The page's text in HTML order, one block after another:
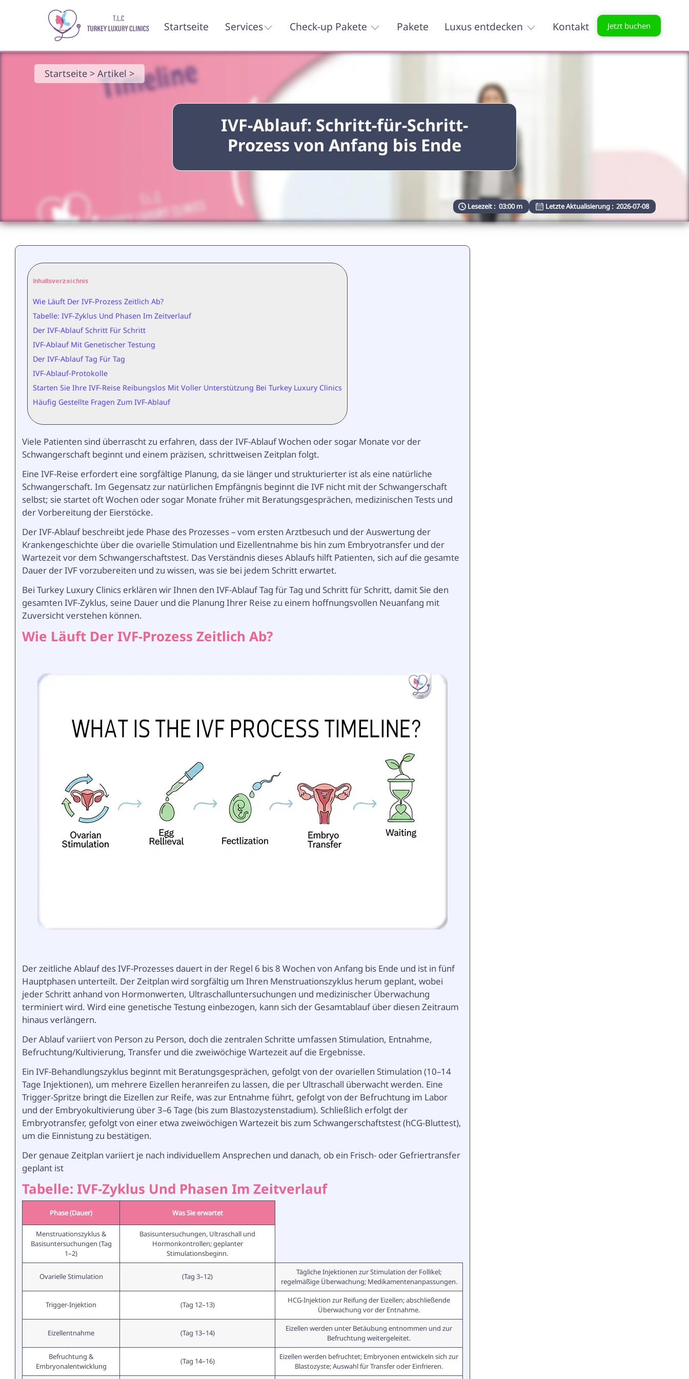
Startseite Services Check-up Pakete Pakete Luxus entdecken Kontakt Jetzt buchen
IVF-Ablauf: Schritt-für-Schritt-
Prozess von Anfang bis Ende
Startseite >Artikel >
Lesezeit : 03:00 m Letzte Aktualisierung : 2026-07-08
Inhaltsverzeichnis
Wie Läuft Der IVF-Prozess Zeitlich Ab?
Tabelle: IVF-Zyklus Und Phasen Im Zeitverlauf
Der IVF-Ablauf Schritt Für Schritt
IVF-Ablauf Mit Genetischer Testung
Der IVF-Ablauf Tag Für Tag
IVF-Ablauf-Protokolle
Starten Sie Ihre IVF-Reise Reibungslos Mit Voller Unterstützung Bei Turkey Luxury Clinics
Häufig Gestellte Fragen Zum IVF-Ablauf
Viele Patienten sind überrascht zu erfahren, dass der IVF-Ablauf Wochen oder sogar Monate vor der
Schwangerschaft beginnt und einem präzisen, schrittweisen Zeitplan folgt.
Eine IVF-Reise erfordert eine sorgfältige Planung, da sie länger und strukturierter ist als eine natürliche
Schwangerschaft. Im Gegensatz zur natürlichen Empfängnis beginnt die IVF nicht mit der Schwangerschaft
selbst; sie startet oft Wochen oder sogar Monate früher mit Beratungsgesprächen, medizinischen Tests und
der Vorbereitung der Eierstöcke.
Der IVF-Ablauf beschreibt jede Phase des Prozesses – vom ersten Arztbesuch und der Auswertung der
Krankengeschichte über die ovarielle Stimulation und Eizellentnahme bis hin zum Embryotransfer und der
Wartezeit vor dem Schwangerschaftstest. Das Verständnis dieses Ablaufs hilft Patienten, sich auf die gesamte
Dauer der IVF vorzubereiten und zu wissen, was sie bei jedem Schritt erwartet.
Bei Turkey Luxury Clinics erklären wir Ihnen den IVF-Ablauf Tag für Tag und Schritt für Schritt, damit Sie den
gesamten IVF-Zyklus, seine Dauer und die Planung Ihrer Reise zu einem hoffnungsvollen Neuanfang mit
Zuversicht verstehen können.
Wie Läuft Der IVF-Prozess Zeitlich Ab?
Der zeitliche Ablauf des IVF-Prozesses dauert in der Regel 6 bis 8 Wochen von Anfang bis Ende und ist in fünf
Hauptphasen unterteilt. Der Zeitplan wird sorgfältig um Ihren Menstruationszyklus herum geplant, wobei
jeder Schritt anhand von Hormonwerten, Ultraschalluntersuchungen und medizinischer Überwachung
terminiert wird. Wird eine genetische Testung einbezogen, kann sich der Gesamtablauf über diesen Zeitraum
hinaus verlängern.
Der Ablauf variiert von Person zu Person, doch die zentralen Schritte umfassen Stimulation, Entnahme,
Befruchtung/Kultivierung, Transfer und die zweiwöchige Wartezeit auf die Ergebnisse.
Ein IVF-Behandlungszyklus beginnt mit Beratungsgesprächen, gefolgt von der ovariellen Stimulation (10–14
Tage Injektionen), um mehrere Eizellen heranreifen zu lassen, die per Ultraschall überwacht werden. Eine
Trigger-Spritze bringt die Eizellen zur Reife, was zur Entnahme führt, gefolgt von der Befruchtung im Labor
und der Embryokultivierung über 3–6 Tage (bis zum Blastozystenstadium). Schließlich erfolgt der
Embryotransfer, gefolgt von einer etwa zweiwöchigen Wartezeit bis zum Schwangerschaftstest (hCG-Bluttest),
um die Einnistung zu bestätigen.
Der genaue Zeitplan variiert je nach individuellem Ansprechen und danach, ob ein Frisch- oder Gefriertransfer
geplant ist
Tabelle: IVF-Zyklus Und Phasen Im Zeitverlauf
Phase (Dauer) Was Sie erwartet
Menstruationszyklus &
Basisuntersuchungen (Tag
1–2)
Basisuntersuchungen, Ultraschall und
Hormonkontrollen; geplanter
Stimulationsbeginn.
Ovarielle Stimulation (Tag 3–12)
Tägliche Injektionen zur Stimulation der Follikel;
regelmäßige Überwachung; Medikamentenanpassungen.
Trigger-Injektion (Tag 12–13)
HCG-Injektion zur Reifung der Eizellen; abschließende
Überwachung vor der Entnahme.
Eizellentnahme (Tag 13–14)
Eizellen werden unter Betäubung entnommen und zur
Befruchtung weitergeleitet.
Befruchtung &
Embryonalentwicklung
(Tag 14–16)
Eizellen werden befruchtet; Embryonen entwickeln sich zur
Blastozyste; Auswahl für Transfer oder Einfrieren.